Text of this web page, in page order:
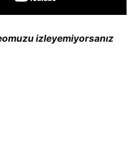
izleyemiyorsanız